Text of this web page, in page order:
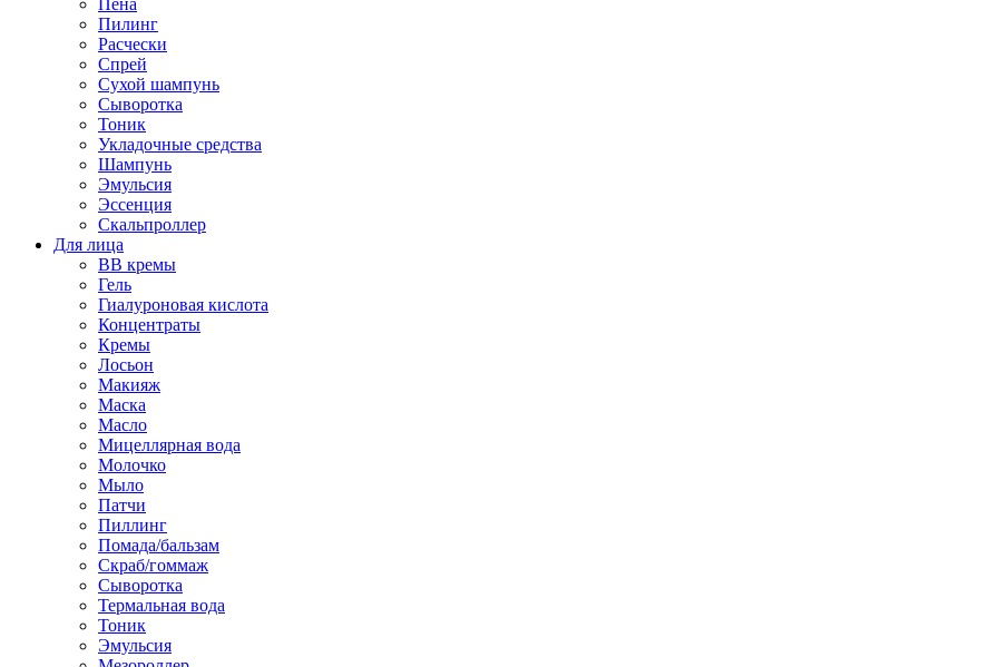
Пена
Пилинг
Расчески
Спрей
Сухой шампунь
Сыворотка
Тоник
Укладочные средства
Шампунь
Эмульсия
Эссенция
Скальпроллер
Для лица
BB кремы
Гель
Гиалуроновая кислота
Концентраты
Кремы
Лосьон
Макияж
Маска
Масло
Мицеллярная вода
Молочко
Мыло
Патчи
Пиллинг
Помада/бальзам
Скраб/гоммаж
Сыворотка
Термальная вода
Тоник
Эмульсия